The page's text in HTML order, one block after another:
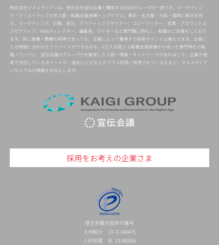
株式会社マスメディアンは、株式会社宣伝会議と構成するKAIGIグループの一員です。マーケティン
グ・クリエイティブの求人数・転職支援実績トップクラス。東京・名古屋・大阪・福岡に拠点を持
ち、マーケティング、広報、宣伝、グラフィックデザイナー、コピーライター、営業・アカウントエ
グゼクティブ、Webディレクター、編集者、ライターなど専門職に特化し、転職のご支援をしており
ます。同じ業種・職種の採用であっても、企業によって重視する採用ポイントは異なります。企業ご
との特徴に合わせたアドバイスができるのも、6万人を超える転職支援実績から培った専門特化の転
職ノウハウと、宣伝会議のグループ力を駆使した人脈・情報・ネットワークがあればこそ。企業が選
考で注目しているポイントや、過去にどんな人がプラス評価・採用されているかなど、マスメディア
ンならではの情報をお伝えします。
採用をお考えの企業さま
厚生労働大臣許可番号
人材紹介 13-ユ-040475
人材派遣 派 13-040596